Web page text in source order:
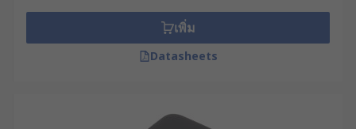
การทำงานของสวิตช์ได้ทันที ซึ่งทำให้สวิตช์ประเภทนี้
เป็นตัวเลือกที่เหมาะสำหรับการควบคุมฟังก์ชันใน
เครื่องมืออิเล็กทรอนิกส์และการควบคุมปุ่มในระบบต่าง
เพิ่ม
Datasheets